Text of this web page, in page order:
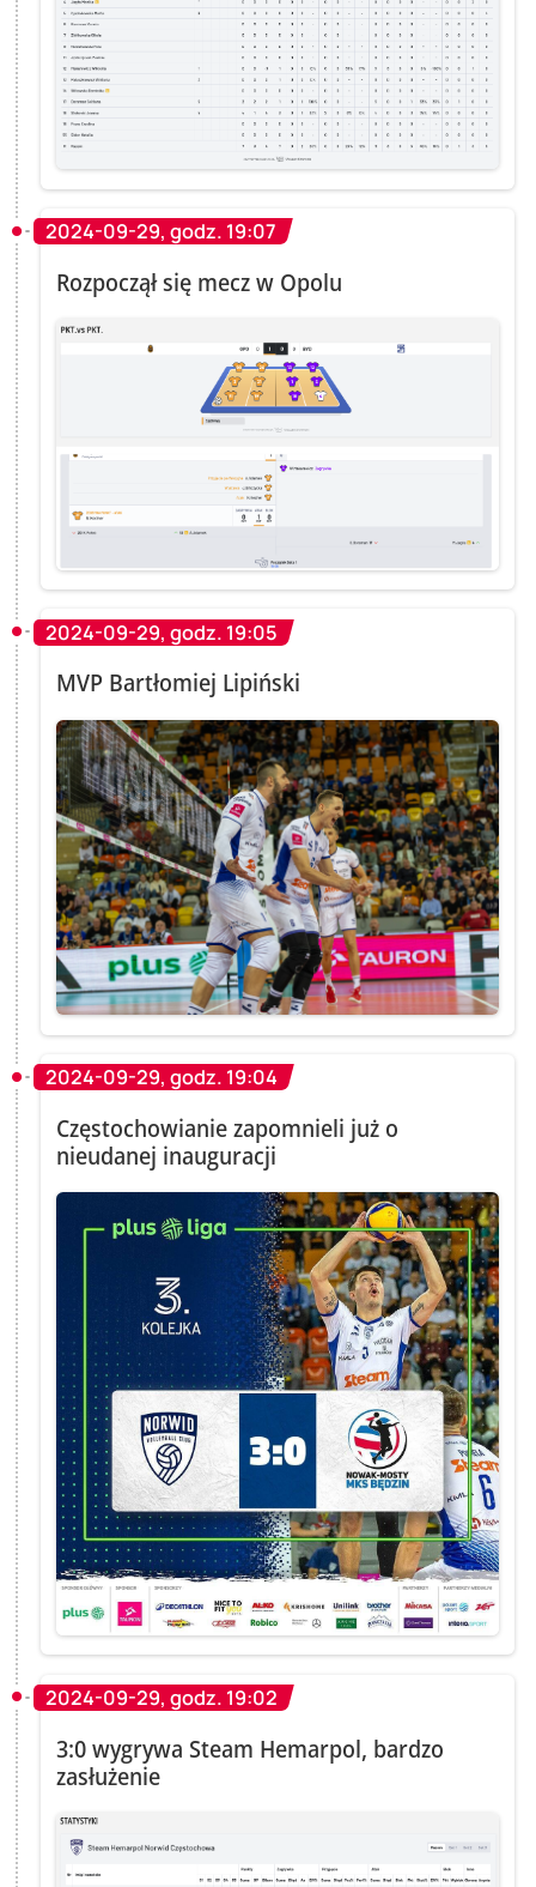
2024-09-29, godz. 19:07
Rozpoczął się mecz w Opolu
2024-09-29, godz. 19:05
MVP Bartłomiej Lipiński
2024-09-29, godz. 19:04
Częstochowianie zapomnieli już o
nieudanej inauguracji
2024-09-29, godz. 19:02
3:0 wygrywa Steam Hemarpol, bardzo
zasłużenie